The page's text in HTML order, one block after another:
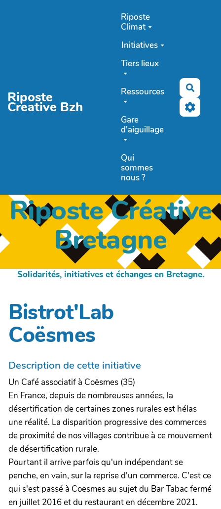
Riposte
Creative Bzh
Riposte
Climat
Initiatives
Tiers lieux
Ressources
Gare
d'aiguillage
Qui
sommes
nous ?
Riposte Créative
Bretagne
Solidarités, initiatives et échanges en Bretagne.
Bistrot'Lab
Coësmes
Description de cette initiative
Un Café associatif à Coësmes (35)
En France, depuis de nombreuses années, la
désertification de certaines zones rurales est hélas
une réalité. La disparition progressive des commerces
de proximité de nos villages contribue à ce mouvement
de désertification rurale.
Pourtant il arrive parfois qu'un indépendant se
penche, en vain, sur la reprise d'un commerce. C'est ce
qui s'est passé à Coësmes au sujet du Bar Tabac fermé
en juillet 2016 et du restaurant en décembre 2021.